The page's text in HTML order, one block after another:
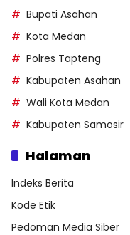
Bupati Asahan
Kota Medan
Polres Tapteng
Kabupaten Asahan
Wali Kota Medan
Kabupaten Samosir
Halaman
Indeks Berita
Kode Etik
Pedoman Media Siber